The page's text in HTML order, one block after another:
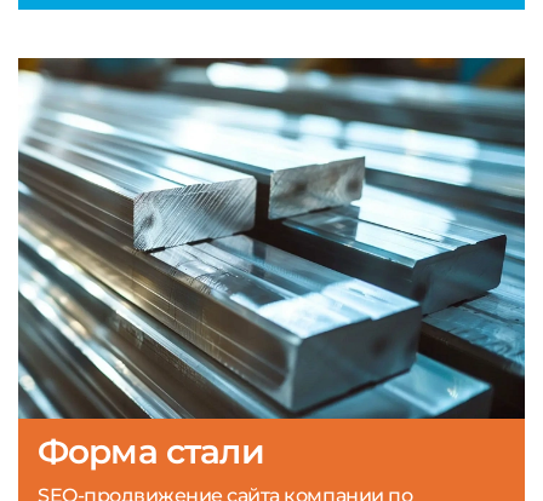
Форма стали
SEO-продвижение сайта компании по